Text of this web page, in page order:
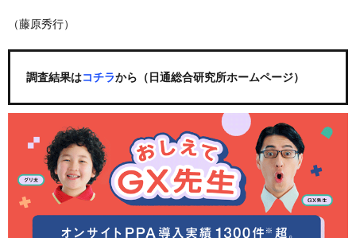
（藤原秀行）
調査結果はコチラから（日通総合研究所ホームページ）